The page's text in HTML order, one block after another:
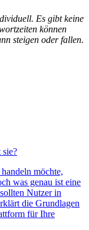
Es gibt keine
können
steigen oder fallen.
möchte,
was genau ist eine
Nutzer in
die Grundlagen
für Ihre